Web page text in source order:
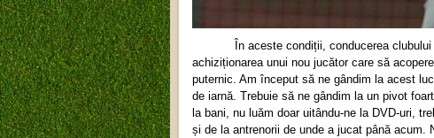
În aceste condiții, conducerea clubului a
achiziționarea unui nou jucător care să
puternic. Am început să ne gândim la acest
de iarnă. Trebuie să ne gândim la un pivot
la bani, nu luăm doar uitându-ne la DVD-uri,
și de la antrenorii de unde a jucat până